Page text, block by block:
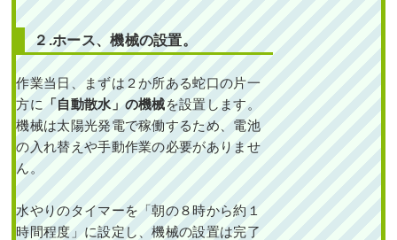
サ行,常緑樹ハ行,フイリヤブラン
ヒューケラ,植替え,大阪市城東区,
植え替え ,植栽
２.ホース、機械の設置。
作業当日、まずは ２か所ある蛇口の片一
方に
「自動散水」の機械を設置します。
機械は太陽光発電で稼働するため、電池
の入れ替えや手動作業の必要がありませ
ん。
水やりのタイマーを「朝の８時から約１
時間程度」に設定し、機械の設置は完了